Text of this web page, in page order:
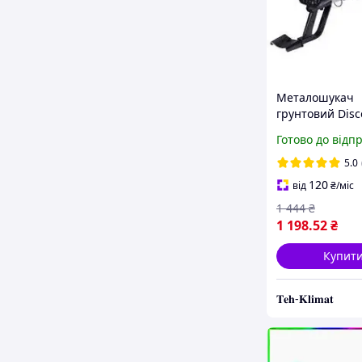
Металошукач
грунтовий
регулювання
чутливості,
всих типів
Готово до
5.0
від 120₴/міс
1 198.52₴
1 444 ₴
Купити
𝐓𝐞𝐡-𝐊𝐥𝐢𝐦𝐚𝐭